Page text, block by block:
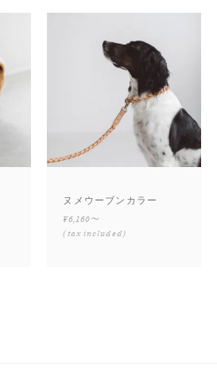
ヌメウーブンカラー
¥6,160〜
(tax included)